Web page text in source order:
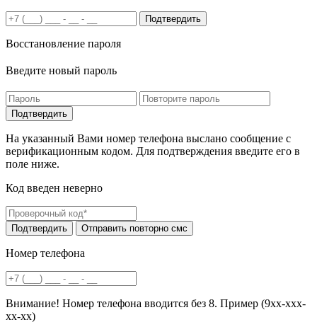
Подтвердить
Восстановление пароля
Введите новый пароль
На указанный Вами номер телефона выслано сообщение с
верификационным кодом. Для подтверждения введите его в
поле ниже.
Код введен неверно
Номер телефона
Внимание! Номер телефона вводится без 8. Пример (9хх-ххх-
хх-хх)